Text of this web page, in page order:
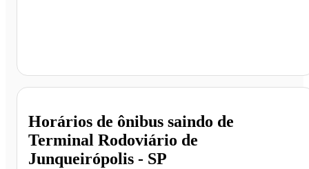
Horários de ônibus saindo de
Terminal Rodoviário de
Junqueirópolis - SP